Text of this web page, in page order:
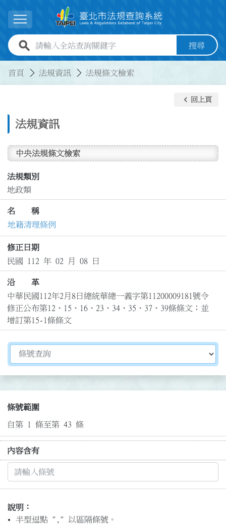
展開選單
全站查詢關鍵字欄位 搜尋
首頁 法規資訊 法規條文檢索
法規資訊
keyboard_arrow_left 回上頁
中央法規條文檢索
法規類別
地政類
名 稱
地籍清理條例
修正日期
民國 112 年 02 月 08 日
沿 革
中華民國112年2月8日總統華總一義字第11200009181號令
修正公布第12、15、16、23、34、35、37、39條條文；並
增訂第15-1條條文
切換選擇法規資訊內容
條號範圍
自第 1 條至第 43 條
內容含有
說明：
半型逗點 "," 以區隔條號。